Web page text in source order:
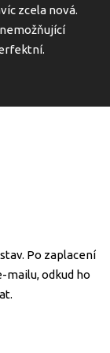
zcela nová.
Po zaplacení
mailu, odkud ho